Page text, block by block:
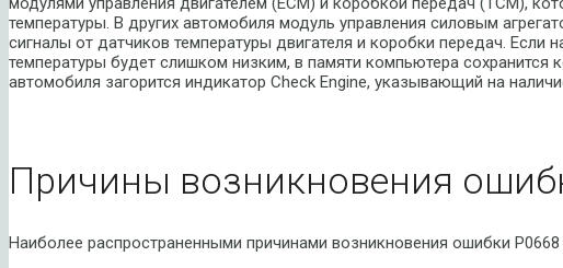
температуры. В других автомобиля модуль управления силовым
сигналы от датчиков температуры двигателя и коробки передач. Если
температуры будет слишком низким, в памяти компьютера сохранится
автомобиля загорится индикатор Check Engine, указывающий на
Причины возникновения
Наиболее распространенными причинами возникновения ошибки P0668